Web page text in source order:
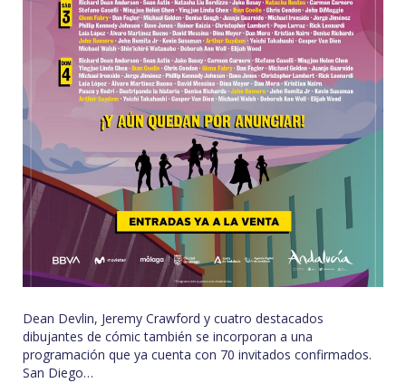
Dean Devlin, Jeremy Crawford y cuatro destacados
dibujantes de cómic también se incorporan a una
programación que ya cuenta con 70 invitados confirmados.
San Diego…